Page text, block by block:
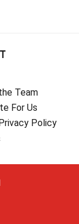
Team
For Us
Privacy Policy